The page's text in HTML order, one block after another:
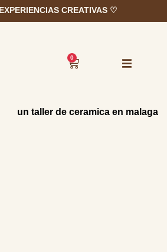
CREATIVAS ♡
0